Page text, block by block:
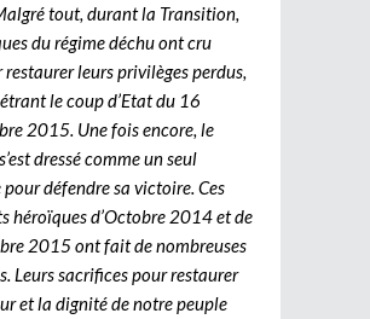
tout, durant la Transition,
du régime déchu ont cru
leurs privilèges perdus,
le coup d’Etat du 16
2015. Une fois encore, le
dressé comme un seul
défendre sa victoire. Ces
héroïques d’Octobre 2014 et de
2015 ont fait de nombreuses
Leurs sacrifices pour restaurer
et la dignité de notre peuple